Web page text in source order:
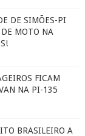
DE SIMÕES-PI
MOTO NA
FICAM
NA PI-135
BRASILEIRO A